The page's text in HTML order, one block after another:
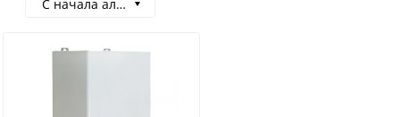
С начала алфавита